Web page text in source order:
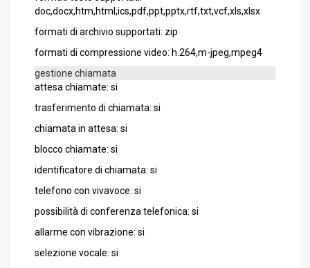
doc,docx,htm,html,ics,pdf,ppt,pptx,rtf,txt,vcf,xls,xlsx
formati di archivio supportati: zip
formati di compressione video: h.264,m-jpeg,mpeg4
gestione chiamata
attesa chiamate: si
trasferimento di chiamata: si
chiamata in attesa: si
blocco chiamate: si
identificatore di chiamata: si
telefono con vivavoce: si
possibilità di conferenza telefonica: si
allarme con vibrazione: si
selezione vocale: si